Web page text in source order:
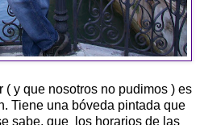
( y que nosotros no pudimos ) es
Tiene una bóveda pintada que
sabe, que los horarios de las